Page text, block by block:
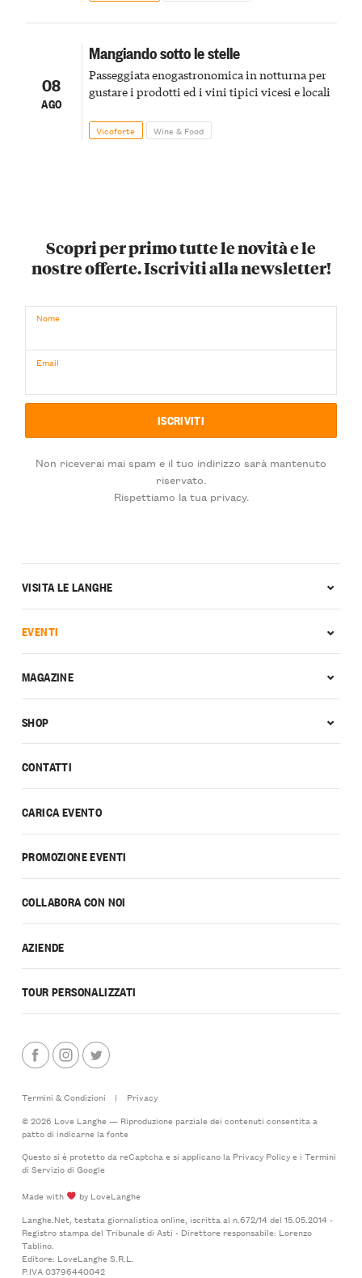
08
AGO
Mangiando sotto le stelle
Passeggiata enogastronomica in notturna per
gustare i prodotti ed i vini tipici vicesi e locali
Vicoforte Wine & Food
Scopri per primo tutte le novità e le
nostre offerte. Iscriviti alla newsletter!
Nome
Email
Non riceverai mai spam e il tuo indirizzo sarà mantenuto
riservato.
Rispettiamo la tua privacy.
CONTATTI
CARICA EVENTO
PROMOZIONE EVENTI
COLLABORA CON NOI
AZIENDE
TOUR PERSONALIZZATI
VISITA LE LANGHE
EVENTI
MAGAZINE
SHOP
Termini & Condizioni |
Privacy
© 2026 Love Langhe — Riproduzione parziale dei contenuti consentita a
patto di indicarne la fonte
Questo si è protetto da reCaptcha e si applicano la Privacy Policye i Termini
di Serviziodi Google
Made with
by LoveLanghe
Langhe.Net, testata giornalistica online, iscritta al n.672/14 del 15.05.2014 -
Registro stampa del Tribunale di Asti - Direttore responsabile: Lorenzo
Tablino.
Editore: LoveLanghe S.R.L.
P.IVA 03796440042